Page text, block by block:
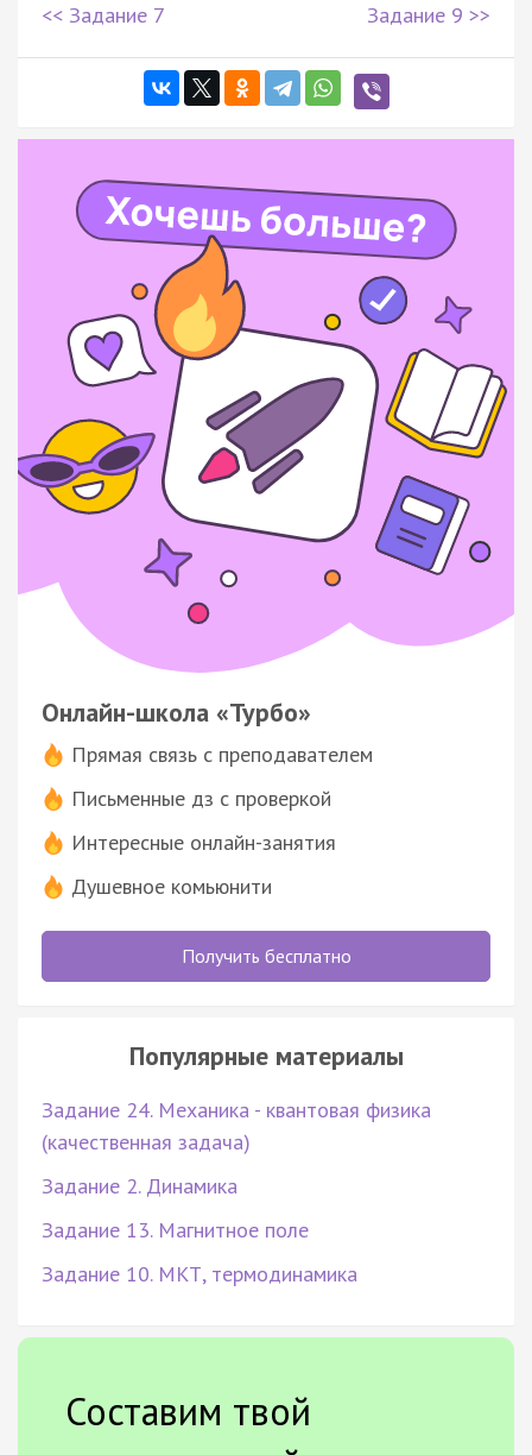
<< Задание 7 Задание 9 >>
Онлайн-школа «Турбо»
Прямая связь с преподавателем
Письменные дз с проверкой
Интересные онлайн-занятия
Душевное комьюнити
Получить бесплатно
Популярные материалы
Задание 24. Механика - квантовая физика
(качественная задача)
Задание 2. Динамика
Задание 13. Магнитное поле
Задание 10. МКТ, термодинамика
Составим твой